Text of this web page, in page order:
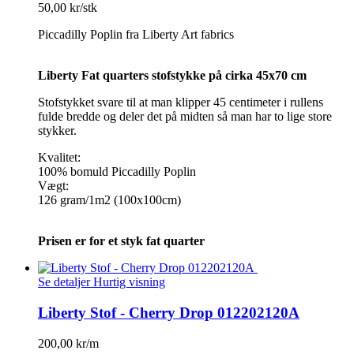
50,00 kr/stk
Piccadilly Poplin fra Liberty Art fabrics
Liberty Fat quarters stofstykke på cirka 45x70 cm
Stofstykket svare til at man klipper 45 centimeter i rullens
fulde bredde og deler det på midten så man har to lige store
stykker.
Kvalitet:
100% bomuld Piccadilly Poplin
Vægt:
126 gram/1m2 (100x100cm)
Prisen er for et styk fat quarter
Se detaljerHurtig visning
Liberty Stof - Cherry Drop 012202120A
200,00 kr/m